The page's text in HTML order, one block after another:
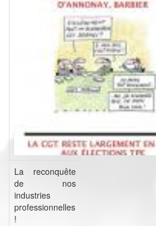
La reconquête
de nos
industries
professionnelles
!